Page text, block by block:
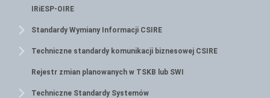
IRiESP-OIRE
Standardy Wymiany Informacji CSIRE
Techniczne standardy komunikacji biznesowej CSIRE
Rejestr zmian planowanych w TSKB lub SWI
Techniczne Standardy Systemów